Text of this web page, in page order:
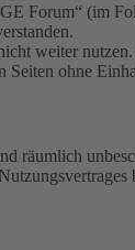
(im
weiter
ohne
räumlich